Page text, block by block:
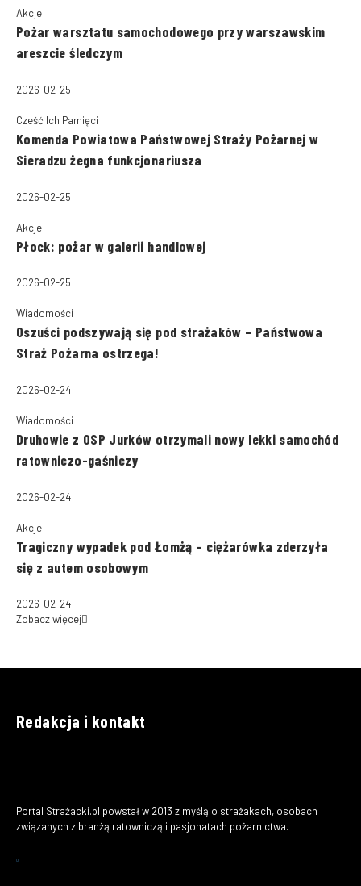
Akcje
Pożar warsztatu samochodowego przy warszawskim
areszcie śledczym
2026-02-25
Cześć Ich Pamięci
Komenda Powiatowa Państwowej Straży Pożarnej w
Sieradzu żegna funkcjonariusza
2026-02-25
Akcje
Płock: pożar w galerii handlowej
2026-02-25
Wiadomości
Oszuści podszywają się pod strażaków – Państwowa
Straż Pożarna ostrzega!
2026-02-24
Wiadomości
Druhowie z OSP Jurków otrzymali nowy lekki samochód
ratowniczo-gaśniczy
2026-02-24
Akcje
Tragiczny wypadek pod Łomżą – ciężarówka zderzyła
się z autem osobowym
2026-02-24
Zobacz więcej
Redakcja i kontakt
Portal Strażacki.pl powstał w 2013 z myślą o strażakach, osobach
związanych z branżą ratowniczą i pasjonatach pożarnictwa.